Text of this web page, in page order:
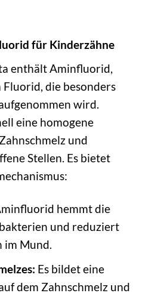
für Kinderzähne
enthält Aminfluorid,
Fluorid, die besonders
wird.
eine homogene
und
Stellen. Es bietet
hemmt die
und reduziert
Mund.
Es bildet eine
dem Zahnschmelz und